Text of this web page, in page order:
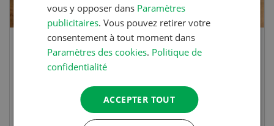
Blancs de poulet sauce épinards à la
crème
Blancs de poulet sauce épinards à la
crème. Bon à savoir : pour relever le goût,
vous y opposer dans Paramètres
publicitaires. Vous pouvez retirer votre
consentement à tout moment dans
Paramètres des cookies. Politique de
confidentialité
ACCEPTER TOUT